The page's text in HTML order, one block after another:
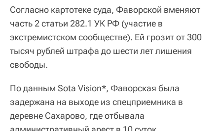
Согласно картотеке суда, Фаворской вменяют
часть 2 статьи 282.1 УК РФ (участие в
экстремистском сообществе). Ей грозит от 300
тысяч рублей штрафа до шести лет лишения
свободы.
По данным Sota Vision*, Фаворская была
задержана на выходе из спецприемника в
деревне Сахарово, где отбывала